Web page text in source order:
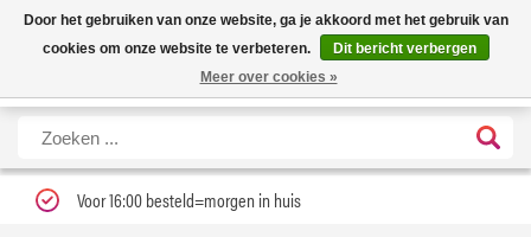
Nieuwe levertijd: 1 tot 3 werkdagen | Nu 25% korting op gehele assortiment
Carfume met kortingscode ''verfrissend''
X
Voor 16:00 besteld=morgen in huis
Door het gebruiken van onze website, ga je akkoord met het gebruik van
cookies om onze website te verbeteren.
Dit bericht verbergen
Meer over cookies »